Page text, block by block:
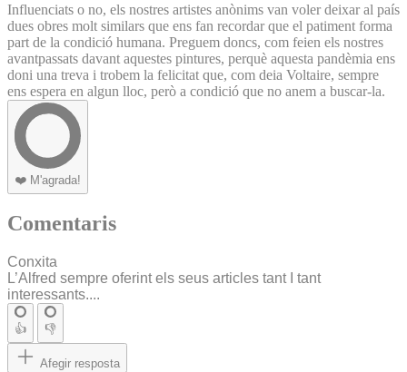
Influenciats o no, els nostres artistes anònims van voler deixar al país
dues obres molt similars que ens fan recordar que el patiment forma
part de la condició humana. Preguem doncs, com feien els nostres
avantpassats davant aquestes pintures, perquè aquesta pandèmia ens
doni una treva i trobem la felicitat que, com deia Voltaire, sempre
ens espera en algun lloc, però a condició que no anem a buscar-la.
❤️ M'agrada!
Comentaris
Conxita
L’Alfred sempre oferint els seus articles tant I tant
interessants....
👍 👎
Afegir resposta